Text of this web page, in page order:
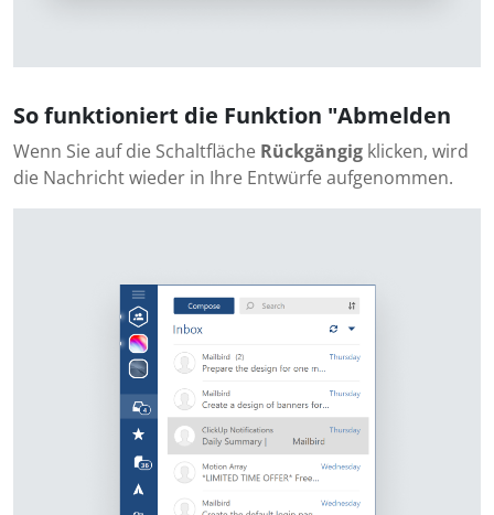
So funktioniert die Funktion "Abmelden
Wenn Sie auf die Schaltfläche Rückgängig klicken, wird
die Nachricht wieder in Ihre Entwürfe aufgenommen.